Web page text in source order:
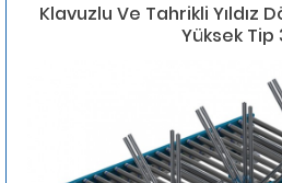
Klavuzlu Ve Tahrikli Yıldız
Yüksek Tip